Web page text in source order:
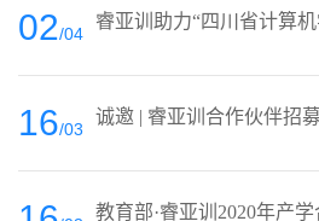
02/04
16/03
诚邀 | 睿亚训合作伙伴招